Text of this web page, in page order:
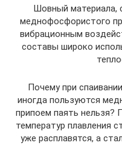
Шовный материала,
меднофосфористого
вибрационным
составы широко
Почему при
иногда пользуются
припоем паять нельзя?
температур плавления
уже расплавятся, а